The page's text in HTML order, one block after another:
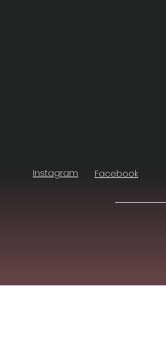
Instagram Facebook